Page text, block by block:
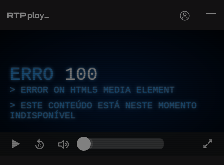
ERRO 100
ERROR ON HTML5 MEDIA ELEMENT
ESTE CONTEÚDO ESTÁ NESTE MOMENTO
INDISPONÍVEL